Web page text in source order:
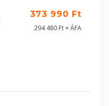
373 990 Ft
294 480 Ft + ÁFA